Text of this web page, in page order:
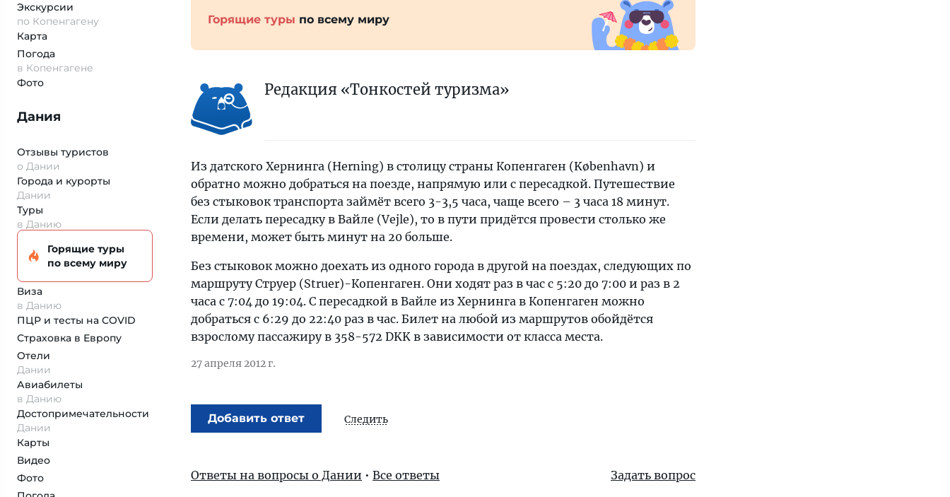
Экскурсии
по Копенгагену
Карта
Погода
в Копенгагене
Фото
Дания
Отзывы туристов
о Дании
Города и курорты
Дании
Туры
в Данию
Горящие туры
по всему миру
Виза
в Данию
ПЦР и тесты на COVID
Страховка в Европу
Отели
Дании
Авиабилеты
в Данию
Достопримеча­тельности
Дании
Карты
Видео
Фото
Горящие туры по всему миру
Редакция «Тонкостей туризма»
Из датского Хернинга (Herning) в столицу страны Копенгаген (København) и
обратно можно добраться на поезде, напрямую или с пересадкой. Путешествие
без стыковок транспорта займёт всего 3-3,5 часа, чаще всего – 3 часа 18 минут.
Если делать пересадку в Вайле (Vejle), то в пути придётся провести столько же
времени, может быть минут на 20 больше.
Без стыковок можно доехать из одного города в другой на поездах, следующих по
маршруту Струер (Struer)-Копенгаген. Они ходят раз в час с 5:20 до 7:00 и раз в 2
часа с 7:04 до 19:04. С пересадкой в Вайле из Хернинга в Копенгаген можно
добраться с 6:29 до 22:40 раз в час. Билет на любой из маршрутов обойдётся
взрослому пассажиру в 358-572 DKK в зависимости от класса места.
27 апреля 2012 г.
Добавить ответ Следить
Ответы на вопросы о Дании • Все ответы Задать вопрос